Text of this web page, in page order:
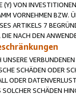
(Y) VON
VORNEHMEN BZW.
ARTIKELS 7
DIE NACH DEN
UNSERE
SCHÄDEN ODER
ODER
SCHÄDEN